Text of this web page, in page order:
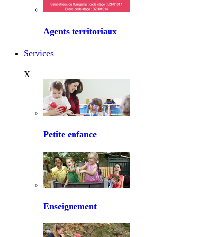
Agents territoriaux
Services
X
Petite enfance
Enseignement